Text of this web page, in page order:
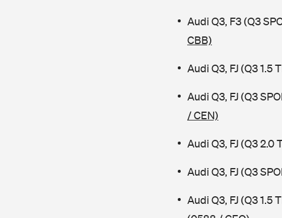
Audi Q3, F3 (Q3
CBB)
Audi Q3, FJ (Q3 1.5
Audi Q3, FJ (Q3
/ CEN)
Audi Q3, FJ (Q3 2.0
Audi Q3, FJ (Q3
Audi Q3, FJ (Q3 1.5